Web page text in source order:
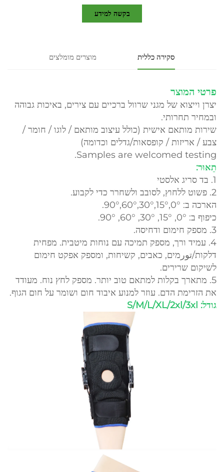
בקשה למידע
סקירה כללית מוצרים מומלצים
פרטי המוצר
יצרן וייצוא של מגני שרוול ברכיים עם צירים, באיכות גבוהה
ובמחיר תחרותי.
שירות מותאם אישית (כולל עיצוב מותאם / לוגו / חומר /
צבע / אריזות / קופסאות/גדלים וכדומה)
Samples are welcomed testing.
תֵאוּר:
1. בד סריג אלסטי
2. פשוט ללחוץ, לסובב ולשחרר כדי לקבוע.
הארכה ב: 0°,15°,30°,60°,90°.
כיפוף ב: 0°, 15°, 30°, 60°, 90°.
3. מספק חימום ודחיסה.
4. עמיד ורך, מספק תמיכה עם נוחות מיטבית. מפחית
דלקות/تورמים, כאבים, קשיחות, ומספק אפקט חימום
לשיקום שרירים.
5. מתארך בקלות למתאם טוב יותר. מספק לחץ נוח. מעודד
את הזרימת הדם. עוזר למנוע איבוד חום ושומר על חום הגוף.
גודל: S/M/L/XL/2xl/3xl